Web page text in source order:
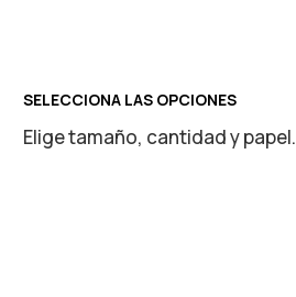
SELECCIONA LAS OPCIONES
Elige tamaño, cantidad y papel.